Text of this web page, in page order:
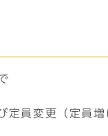
員変更（定員増